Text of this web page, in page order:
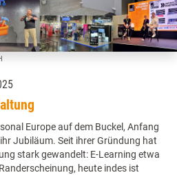
Europe auf dem Buckel, Anfang
Jubiläum. Seit ihrer Gründung hat
stark gewandelt: E-Learning etwa
heute indes ist